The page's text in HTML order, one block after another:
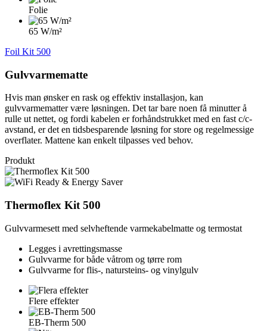
Folie
65 W/m²
Foil Kit 500
Gulvvarmematte
Hvis man ønsker en rask og effektiv installasjon, kan
gulvvarmematter være løsningen. Det tar bare noen få minutter å
rulle ut nettet, og fordi kabelen er forhåndstrukket med en fast c/c-
avstand, er det en tidsbesparende løsning for store og regelmessige
overflater. Mattene kan enkelt tilpasses ved behov.
Produkt
Thermoflex Kit 500
Gulvvarmesett med selvheftende varmekabelmatte og termostat
Legges i avrettingsmasse
Gulvvarme for både våtrom og tørre rom
Gulvvarme for flis-, natursteins- og vinylgulv
Flere effekter
EB-Therm 500